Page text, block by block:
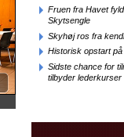
Fruen fra Havet
Skytsengle
Skyhøj ros fra
Historisk opstart
Sidste chance for
tilbyder